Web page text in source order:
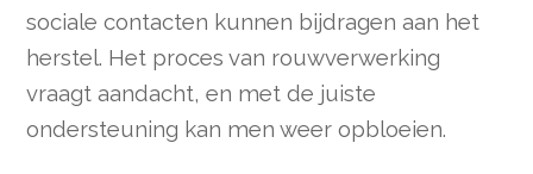
sociale contacten kunnen bijdragen aan het
herstel. Het proces van rouwverwerking
vraagt aandacht, en met de juiste
ondersteuning kan men weer opbloeien.